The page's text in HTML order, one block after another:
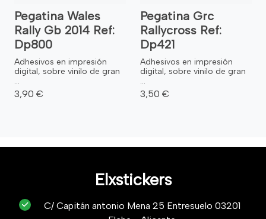
Pegatina Wales
Rally Gb 2014 Ref:
Dp800
Adhesivos en impresión
digital, sobre vinilo de gran
...
3,90 €
Pegatina Grc
Rallycross Ref:
Dp421
Adhesivos en impresión
digital, sobre vinilo de gran
...
3,50 €
Elxstickers
C/ Capitán antonio Mena 25 Entresuelo 03201